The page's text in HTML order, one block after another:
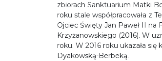
zbiorach Sanktuarium Matki
roku stale współpracowała z
Ojciec Święty Jan Paweł II na
Krzyżanowskiego (2016). W
roku. W 2016 roku ukazała
Dyakowską-Berbeką.